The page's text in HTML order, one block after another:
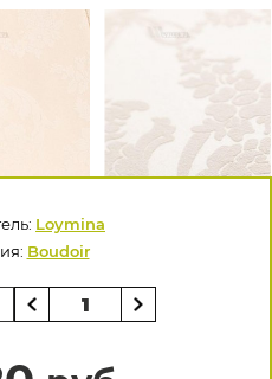
Loymina
Boudoir